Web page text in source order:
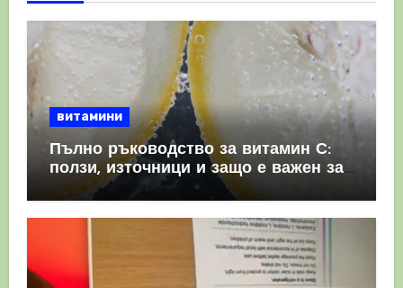
витамини
Пълно ръководство за витамин С:
ползи, източници и защо е важен за
имунната система